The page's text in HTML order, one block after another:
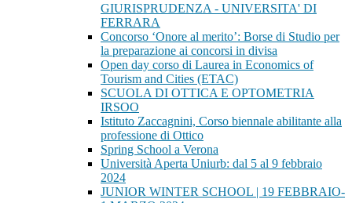
GIURISPRUDENZA - UNIVERSITA' DI
FERRARA
Concorso ‘Onore al merito’: Borse di Studio per
la preparazione ai concorsi in divisa
Open day corso di Laurea in Economics of
Tourism and Cities (ETAC)
SCUOLA DI OTTICA E OPTOMETRIA
IRSOO
Istituto Zaccagnini, Corso biennale abilitante alla
professione di Ottico
Spring School a Verona
Università Aperta Uniurb: dal 5 al 9 febbraio
2024
JUNIOR WINTER SCHOOL | 19 FEBBRAIO-